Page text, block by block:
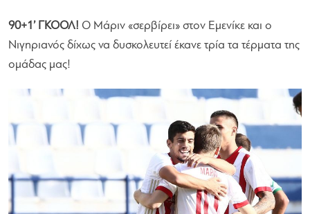
90+1’ ΓΚΟΟΛ! Ο Μάριν «σερβίρει» στον Εμενίκε και ο
Νιγηριανός δίχως να δυσκολευτεί έκανε τρία τα τέρματα της
ομάδας μας!